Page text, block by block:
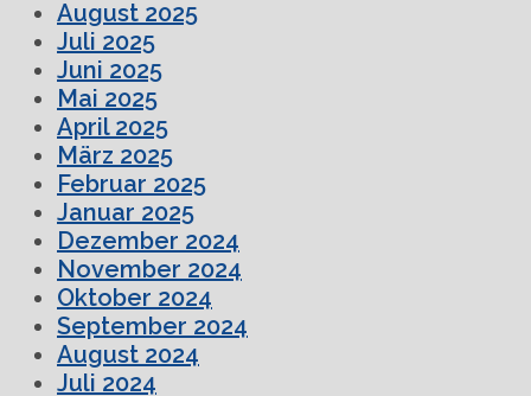
August 2025
Juli 2025
Juni 2025
Mai 2025
April 2025
März 2025
Februar 2025
Januar 2025
Dezember 2024
November 2024
Oktober 2024
September 2024
August 2024
Juli 2024